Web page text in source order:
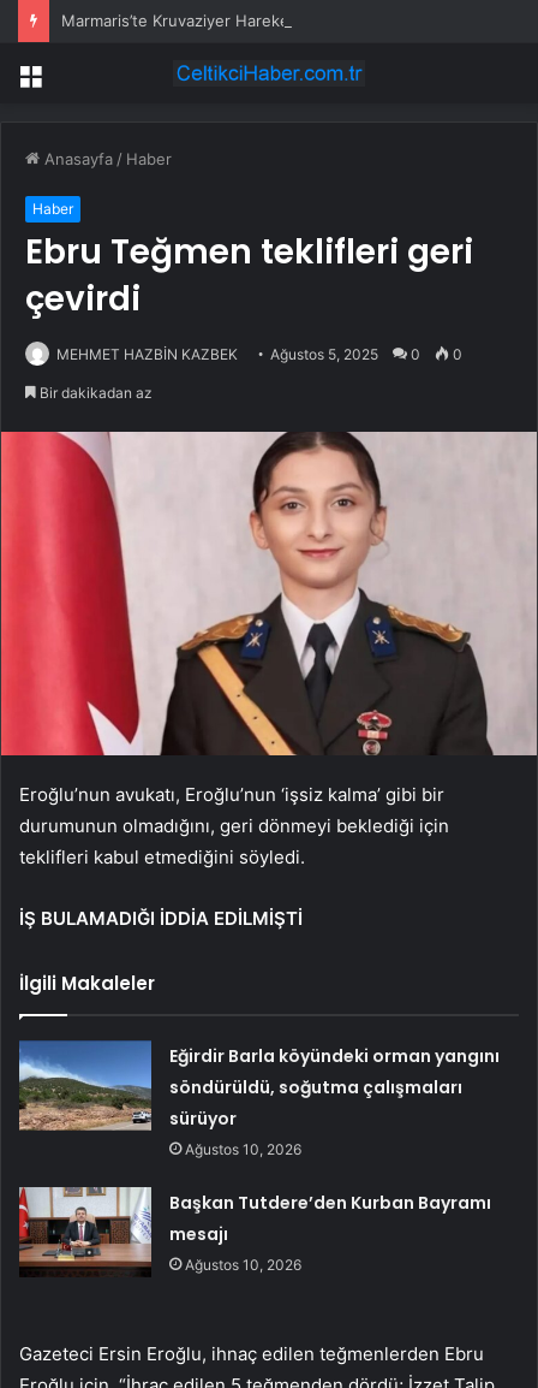
Marmaris’te Kruvaziyer Hareketliliği
Menü
Anasayfa / Haber
Haber
Ebru Teğmen teklifleri geri
çevirdi
MEHMET HAZBİN KAZBEK Ağustos 5, 2025 0 0
Bir dakikadan az
Eroğlu’nun avukatı, Eroğlu’nun ‘işsiz kalma’ gibi bir
durumunun olmadığını, geri dönmeyi beklediği için
teklifleri kabul etmediğini söyledi.
İŞ BULAMADIĞI İDDİA EDİLMİŞTİ
İlgili Makaleler
Eğirdir Barla köyündeki orman yangını
söndürüldü, soğutma çalışmaları
sürüyor
Ağustos 10, 2026
Başkan Tutdere’den Kurban Bayramı
mesajı
Ağustos 10, 2026
Gazeteci Ersin Eroğlu, ihnaç edilen teğmenlerden Ebru